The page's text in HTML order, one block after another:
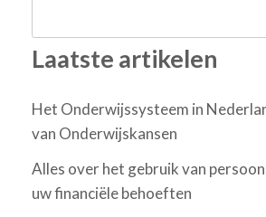
Laatste artikelen
Het Onderwijssysteem in
van Onderwijskansen
Alles over het gebruik van
uw financiële behoeften